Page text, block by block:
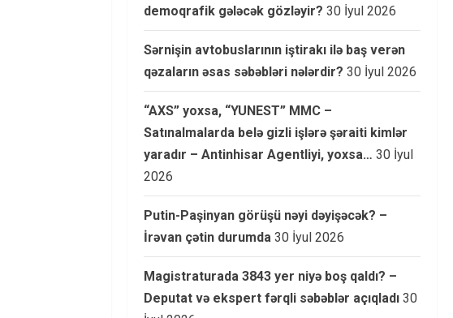
demoqrafik gələcək gözləyir? 30 İyul 2026
Sərnişin avtobuslarının iştirakı ilə baş verən
qəzaların əsas səbəbləri nələrdir? 30 İyul 2026
“AXS” yoxsa, “YUNEST” MMC –
Satınalmalarda belə gizli işlərə şəraiti kimlər
yaradır – Antinhisar Agentliyi, yoxsa… 30 İyul
2026
Putin-Paşinyan görüşü nəyi dəyişəcək? –
İrəvan çətin durumda 30 İyul 2026
Magistraturada 3843 yer niyə boş qaldı? –
Deputat və ekspert fərqli səbəblər açıqladı 30